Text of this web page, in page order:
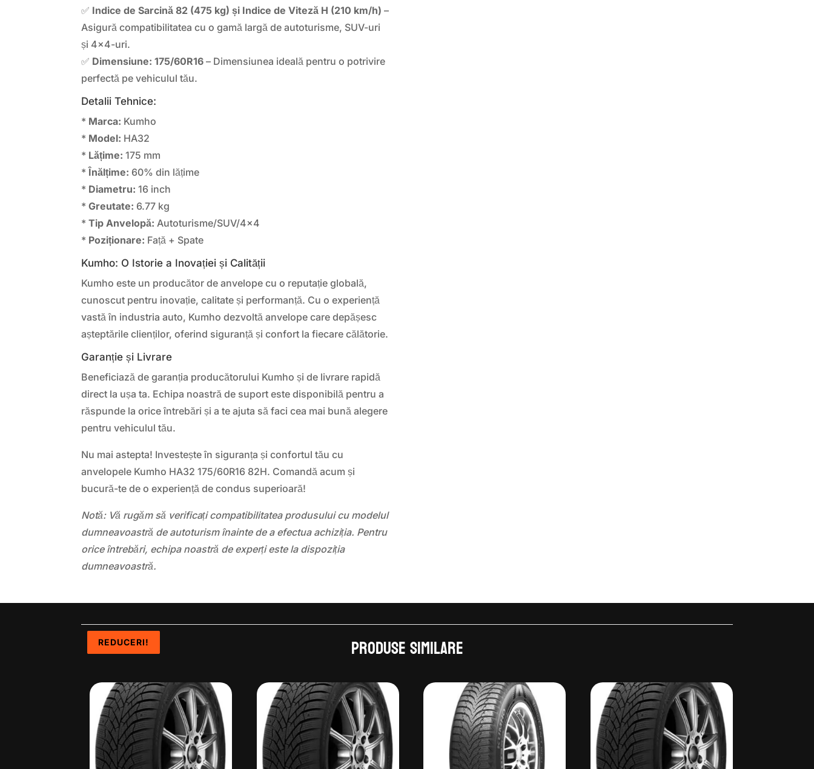
✅ Indice de Sarcină 82 (475 kg) și Indice de Viteză H (210 km/h) –
Asigură compatibilitatea cu o gamă largă de autoturisme, SUV-uri
și 4×4-uri.
✅ Dimensiune: 175/60R16 – Dimensiunea ideală pentru o potrivire
perfectă pe vehiculul tău.
Detalii Tehnice:
* Marca: Kumho
* Model: HA32
* Lățime: 175 mm
*Înălțime: 60% din lățime
* Diametru: 16 inch
*Greutate: 6.77 kg
*Tip Anvelopă: Autoturisme/SUV/4×4
* Poziționare: Față + Spate
Kumho: O Istorie a Inovației și Calității
Kumho este un producător de anvelope cu o reputație globală,
cunoscut pentru inovație, calitate și performanță. Cu o experiență
vastă în industria auto, Kumho dezvoltă anvelope care depășesc
așteptările clienților, oferind siguranță și confort la fiecare călătorie.
Garanție și Livrare
Beneficiază de garanția producătorului Kumho și de livrare rapidă
direct la ușa ta. Echipa noastră de suport este disponibilă pentru a
răspunde la orice întrebări și a te ajuta să faci cea mai bună alegere
pentru vehiculul tău.
Nu mai astepta! Investește în siguranța și confortul tău cu
anvelopele Kumho HA32 175/60R16 82H. Comandă acum și
bucură-te de o experiență de condus superioară!
Notă: Vă rugăm să verificați compatibilitatea produsului cu modelul
dumneavoastră de autoturism înainte de a efectua achiziția. Pentru
orice întrebări, echipa noastră de experți este la dispoziția
dumneavoastră.
Produse similare
REDUCERI!
REDUCERI!
REDUCERI!
REDUCERI!